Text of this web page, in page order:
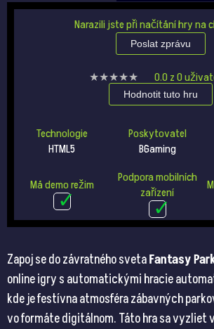
Narazili jste při načítání hry na
Poslat zprávu
★★★★★
★★★★★ 0.0 z0
Hodnotit tuto hru
Technologie
HTML5
Poskytovatel
BGaming
Má demo režim
Podpora mobilních
zařízení
Zapoj se do závratného svetaFantasy
online igry s automatickými hracie
kde je festívna atmosféra zábavných
vo formáte digitálnom. Táto hra sa vyzliet